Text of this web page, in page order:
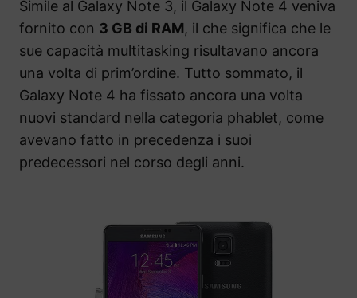
Simile al Galaxy Note 3, il Galaxy Note 4 veniva
fornito con 3 GB di RAM, il che significa che le
sue capacità multitasking risultavano ancora
una volta di prim’ordine. Tutto sommato, il
Galaxy Note 4 ha fissato ancora una volta
nuovi standard nella categoria phablet, come
avevano fatto in precedenza i suoi
predecessori nel corso degli anni.